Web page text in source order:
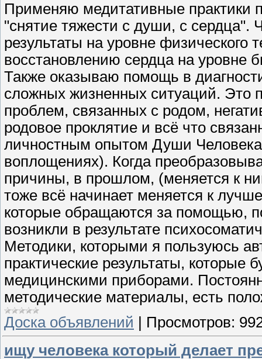
Применяю медитативные практики
"снятие тяжести с души, с сердца".
результаты на уровне физического
восстановлению сердца на уровне
Также оказываю помощь в
сложных жизненных ситуаций.
проблем, связанных с родом,
родовое проклятие и всё что
личностным опытом Души
воплощениях). Когда
причины, в прошлом, (меняется к
тоже всё начинает меняется к
которые обращаются за помощью,
возникли в результате
Методики, которыми я пользуюсь
практические результаты,
медицинскими приборами.
методические материалы, есть
Доска объявлений
Просмотров:
ищу человека который делает